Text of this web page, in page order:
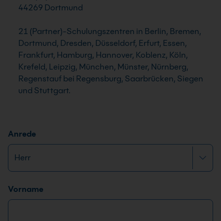
44269 Dortmund
21 (Partner)-Schulungszentren in Berlin, Bremen,
Dortmund, Dresden, Düsseldorf, Erfurt, Essen,
Frankfurt, Hamburg, Hannover, Koblenz, Köln,
Krefeld, Leipzig, München, Münster, Nürnberg,
Regenstauf bei Regensburg, Saarbrücken, Siegen
und Stuttgart.
D
S
V
-
E
Anrede
Name*
Vorname